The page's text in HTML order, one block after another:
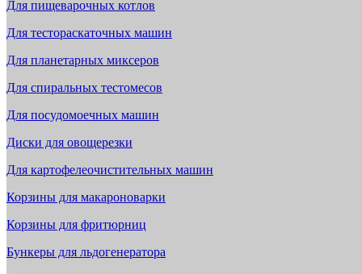
Для пищеварочных котлов
Для тестораскаточных машин
Для планетарных миксеров
Для спиральных тестомесов
Для посудомоечных машин
Диски для овощерезки
Для картофелеочистительных машин
Корзины для макароноварки
Корзины для фритюрниц
Бункеры для льдогенератора